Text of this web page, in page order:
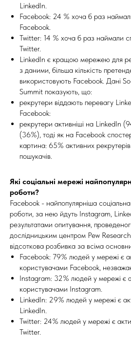
LinkedIn.
Facebook: 24 % хоча б раз
Facebook.
Twitter: 14 % хоча б раз наймали
Twitter.
LinkedIn є кращою мережею для
з даними, більша кількість
використовують Facebook. Дані
Summit показують, що:
рекрутери віддають перевагу
Facebook:
рекрутери активніші на LinkedIn
(36%), тоді як на Facebook
картина: 65% активних
пошукачів.
Які соціальні мережі
роботи?
Facebook - найпопулярніша
роботи, за нею йдуть Instagram,
результатами опитування,
дослідницьким центром Pew
відсоткова розбивка за всіма
Facebook: 79% людей у мережі є
користувачами Facebook,
Instagram: 32% людей у мережі є
користувачами Instagram.
LinkedIn: 29% людей у мережі є
LinkedIn.
Twitter: 24% людей у мережі є
Twitter.